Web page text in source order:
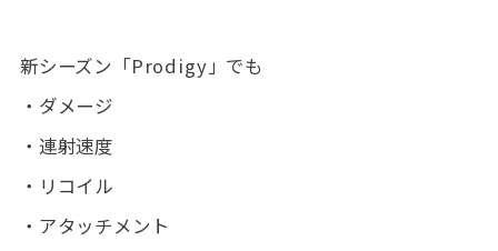
新シーズン「Prodigy」でも
・ダメージ
・連射速度
・リコイル
・アタッチメント